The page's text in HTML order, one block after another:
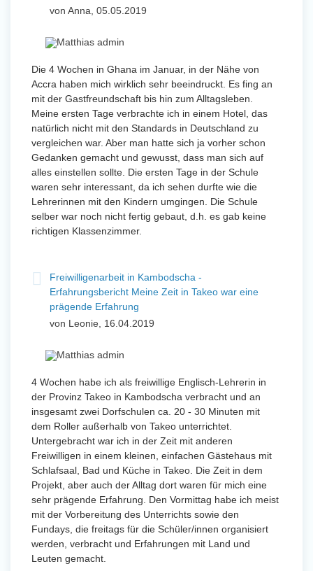
von Anna, 05.05.2019
Die 4 Wochen in Ghana im Januar, in der Nähe von
Accra haben mich wirklich sehr beeindruckt. Es fing an
mit der Gastfreundschaft bis hin zum Alltagsleben.
Meine ersten Tage verbrachte ich in einem Hotel, das
natürlich nicht mit den Standards in Deutschland zu
vergleichen war. Aber man hatte sich ja vorher schon
Gedanken gemacht und gewusst, dass man sich auf
alles einstellen sollte. Die ersten Tage in der Schule
waren sehr interessant, da ich sehen durfte wie die
Lehrerinnen mit den Kindern umgingen. Die Schule
selber war noch nicht fertig gebaut, d.h. es gab keine
richtigen Klassenzimmer.
Freiwilligenarbeit in Kambodscha -
Erfahrungsbericht Meine Zeit in Takeo war eine
prägende Erfahrung
von Leonie, 16.04.2019
4 Wochen habe ich als freiwillige Englisch-Lehrerin in
der Provinz Takeo in Kambodscha verbracht und an
insgesamt zwei Dorfschulen ca. 20 - 30 Minuten mit
dem Roller außerhalb von Takeo unterrichtet.
Untergebracht war ich in der Zeit mit anderen
Freiwilligen in einem kleinen, einfachen Gästehaus mit
Schlafsaal, Bad und Küche in Takeo. Die Zeit in dem
Projekt, aber auch der Alltag dort waren für mich eine
sehr prägende Erfahrung. Den Vormittag habe ich meist
mit der Vorbereitung des Unterrichts sowie den
Fundays, die freitags für die Schüler/innen organisiert
werden, verbracht und Erfahrungen mit Land und
Leuten gemacht.